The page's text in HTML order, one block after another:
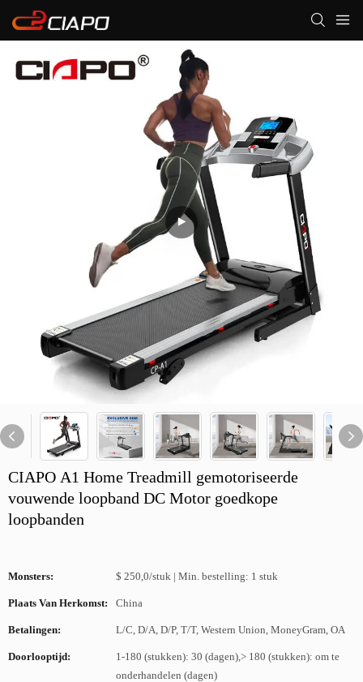
CIAPO A1 Home Treadmill gemotoriseerde
vouwende loopband DC Motor goedkope
loopbanden
Monsters: $ 250,0/stuk | Min. bestelling: 1 stuk
Plaats Van Herkomst: China
Betalingen: L/C, D/A, D/P, T/T, Western Union, MoneyGram, OA
Doorlooptijd:
1-180 (stukken): 30 (dagen),> 180 (stukken): om te
onderhandelen (dagen)